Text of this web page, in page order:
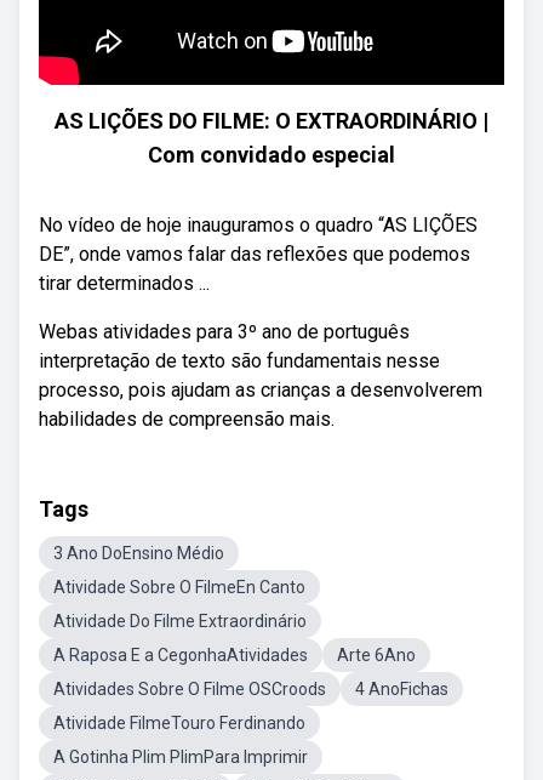
AS LIÇÕES DO FILME: O EXTRAORDINÁRIO |
Com convidado especial
No vídeo de hoje inauguramos o quadro “AS LIÇÕES
DE”, onde vamos falar das reflexões que podemos
tirar determinados ...
Webas atividades para 3º ano de português
interpretação de texto são fundamentais nesse
processo, pois ajudam as crianças a desenvolverem
habilidades de compreensão mais.
Tags
3 Ano DoEnsino Médio
Atividade Sobre O FilmeEn Canto
Atividade Do Filme Extraordinário
A Raposa E a CegonhaAtividades
Arte 6Ano
Atividades Sobre O Filme OSCroods
4 AnoFichas
Atividade FilmeTouro Ferdinando
A Gotinha Plim PlimPara Imprimir